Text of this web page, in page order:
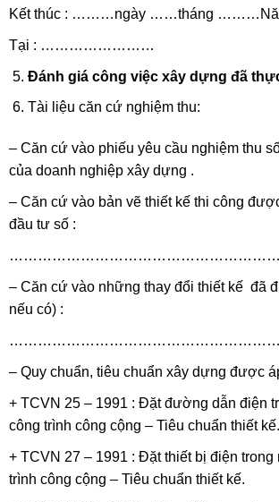
Kết thúc : ………ngày ……tháng
Tại : ……………………
Đánh giá công việc xây dựng đã
Tài liệu căn cứ nghiệm thu:
– Căn cứ vào phiếu yêu cầu nghiệm
của doanh nghiệp xây dựng .
– Căn cứ vào bản vẽ thiết kế thi công
đầu tư số :
– Căn cứ vào những thay đổi thiết kế đã
nếu có) :
– Quy chuẩn, tiêu chuẩn xây dựng được
+ TCVN 25 – 1991 : Đặt đường dẫn điện
công trình công cộng – Tiêu chuẩn thiết kế.
+ TCVN 27 – 1991 : Đặt thiết bị điện trong
trình công cộng – Tiêu chuẩn thiết kế.